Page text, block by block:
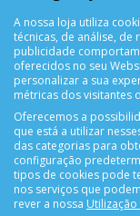
CONTACTOS
A nossa loja utiliza
técnicas, de análise,
publicidade
oferecidos no seu
personalizar a sua
métricas dos visitantes
Oferecemos a
que está a utilizar
das categorias para
configuração
tipos de cookies pode
nos serviços que
rever a nossa